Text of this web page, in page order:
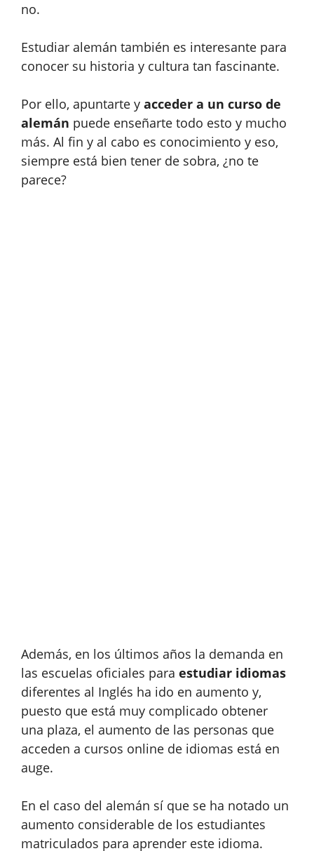
no.
Estudiar alemán también es interesante para
conocer su historia y cultura tan fascinante.
Por ello, apuntarte y acceder a un curso de
alemán puede enseñarte todo esto y mucho
más. Al fin y al cabo es conocimiento y eso,
siempre está bien tener de sobra, ¿no te
parece?
Además, en los últimos años la demanda en
las escuelas oficiales para estudiar idiomas
diferentes al Inglés ha ido en aumento y,
puesto que está muy complicado obtener
una plaza, el aumento de las personas que
acceden a cursos online de idiomas está en
auge.
En el caso del alemán sí que se ha notado un
aumento considerable de los estudiantes
matriculados para aprender este idioma.